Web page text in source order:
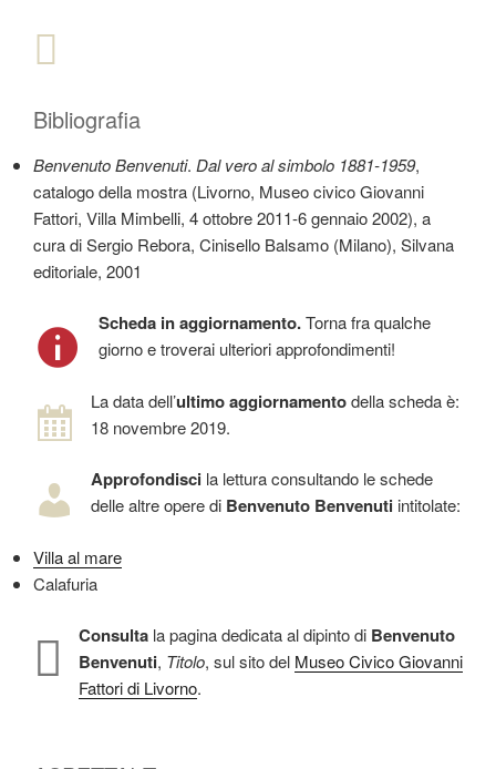
Bibliografia
Benvenuto Benvenuti. Dal vero al simbolo 1881-1959,
catalogo della mostra (Livorno, Museo civico Giovanni
Fattori, Villa Mimbelli, 4 ottobre 2011-6 gennaio 2002), a
cura di Sergio Rebora, Cinisello Balsamo (Milano), Silvana
editoriale, 2001
Scheda in aggiornamento.Torna fra qualche
giorno e troverai ulteriori approfondimenti!
La data dell’ultimo aggiornamentodella scheda è:
18 novembre 2019.
Approfondisci la lettura consultando le schede
delle altre opere di Benvenuto Benvenuti intitolate:
Villa al mare
Calafuria
Consulta la pagina dedicata al dipinto di Benvenuto
Benvenuti, Titolo, sul sito del Museo Civico Giovanni
Fattori di Livorno.